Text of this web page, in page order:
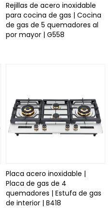
Rejillas de acero inoxidable
para cocina de gas | Cocina
de gas de 5 quemadores al
por mayor | G558
Placa acero inoxidable |
Placa de gas de 4
quemadores | Estufa de gas
de interior | B418